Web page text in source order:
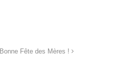
Bonne Fête des Mères !